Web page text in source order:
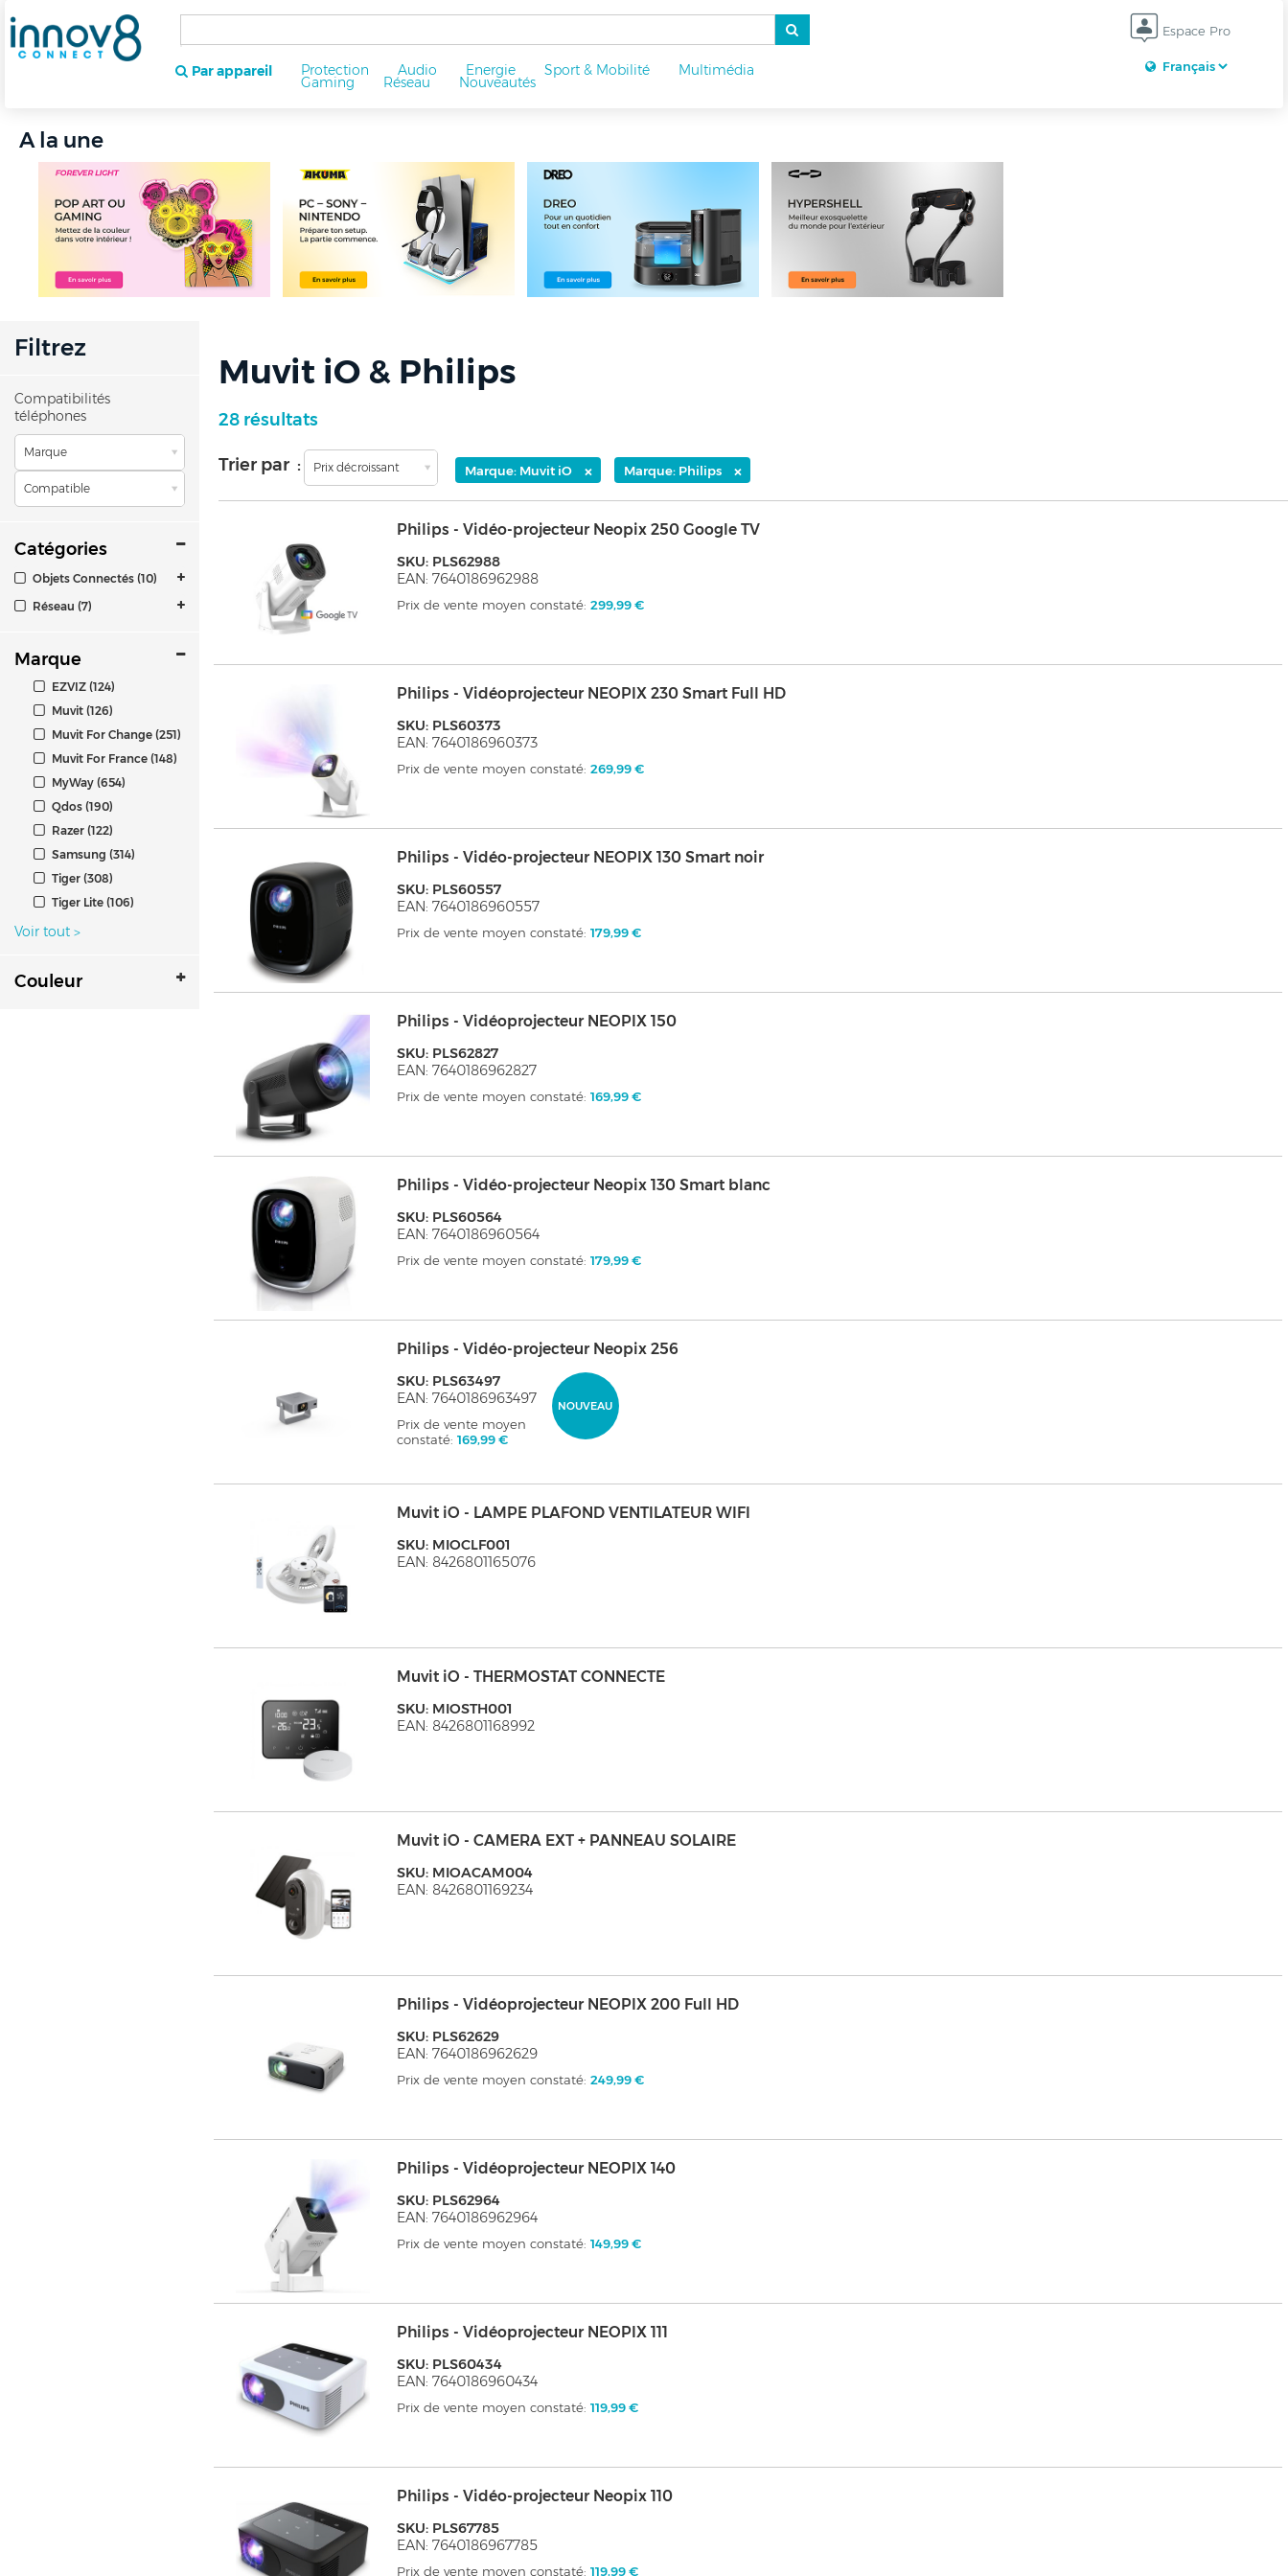
Espace Pro
Par appareil Protection Audio Energie Sport & Mobilité Multimédia
Gaming Réseau Nouveautés
A la une
Filtrez
Compatibilités
téléphones
Marque
Compatible
Catégories
Objets Connectés (10)
Réseau (7)
Marque
EZVIZ (124)
Muvit (126)
Muvit For Change (251)
Muvit For France (148)
MyWay (654)
Qdos (190)
Razer (122)
Samsung (314)
Tiger (308)
Tiger Lite (106)
Voir tout >
Couleur
Muvit iO & Philips
28 résultats
Trier par : Prix décroissant Marque: Muvit iO × Marque: Philips ×
Philips - Vidéo-projecteur Neopix 250 Google TV
SKU: PLS62988
EAN: 7640186962988
Prix de vente moyen constaté:299,99 €
Philips - Vidéoprojecteur NEOPIX 230 Smart Full HD
SKU: PLS60373
EAN: 7640186960373
Prix de vente moyen constaté:269,99 €
Philips - Vidéo-projecteur NEOPIX 130 Smart noir
SKU: PLS60557
EAN: 7640186960557
Prix de vente moyen constaté:179,99 €
Philips - Vidéoprojecteur NEOPIX 150
SKU: PLS62827
EAN: 7640186962827
Prix de vente moyen constaté:169,99 €
Philips - Vidéo-projecteur Neopix 130 Smart blanc
SKU: PLS60564
EAN: 7640186960564
Prix de vente moyen constaté:179,99 €
Philips - Vidéo-projecteur Neopix 256
NOUVEAU
SKU: PLS63497
EAN: 7640186963497
Prix de vente moyen
constaté:169,99 €
Muvit iO - LAMPE PLAFOND VENTILATEUR WIFI
SKU: MIOCLF001
EAN: 8426801165076
Muvit iO - THERMOSTAT CONNECTE
SKU: MIOSTH001
EAN: 8426801168992
Muvit iO - CAMERA EXT + PANNEAU SOLAIRE
SKU: MIOACAM004
EAN: 8426801169234
Philips - Vidéoprojecteur NEOPIX 200 Full HD
SKU: PLS62629
EAN: 7640186962629
Prix de vente moyen constaté:249,99 €
Philips - Vidéoprojecteur NEOPIX 140
SKU: PLS62964
EAN: 7640186962964
Prix de vente moyen constaté:149,99 €
Philips - Vidéoprojecteur NEOPIX 111
SKU: PLS60434
EAN: 7640186960434
Prix de vente moyen constaté:119,99 €
Philips - Vidéo-projecteur Neopix 110
SKU: PLS67785
EAN: 7640186967785
Prix de vente moyen constaté:119,99 €